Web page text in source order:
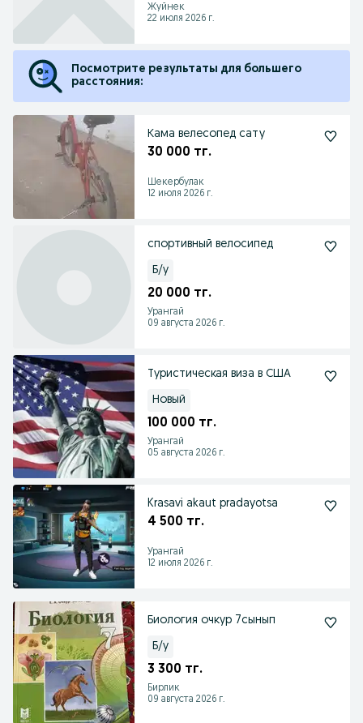
Жуйнек
22 июля 2026 г.
Посмотрите результаты для большего
расстояния:
Кама велесопед сату
30 000 тг.
Шекербулак
12 июля 2026 г.
спортивный велосипед
Б/у
20 000 тг.
Урангай
09 августа 2026 г.
Туристическая виза в США
Новый
100 000 тг.
Урангай
05 августа 2026 г.
Krasavi akaut pradayotsa
4 500 тг.
Урангай
12 июля 2026 г.
Биология очкур 7сынып
Б/у
3 300 тг.
Бирлик
09 августа 2026 г.